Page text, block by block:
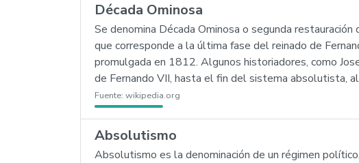
Década Ominosa
Se denomina Década Ominosa o segunda
que corresponde a la última fase del reinado de
promulgada en 1812. Algunos historiadores, como
de Fernando VII, hasta el fin del sistema absolutista,
Fuente: wikipedia.org
Absolutismo
Absolutismo es la denominación de un régimen